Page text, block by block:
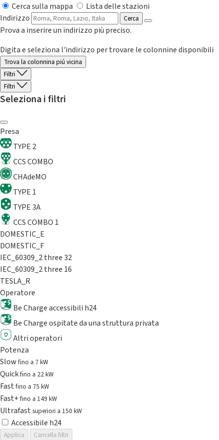
Cerca sulla mappa
Lista delle stazioni
Indirizzo
Cerca
Prova a inserire un indirizzo più preciso.
Digita e seleziona l'indirizzo per trovare le colonnine disponibili
Trova la colonnina piú vicina
Filtri
Filtri
Seleziona i filtri
Presa
TYPE 2
CCS COMBO
CHAdeMO
TYPE 1
TYPE 3A
CCS COMBO 1
DOMESTIC_E
DOMESTIC_F
IEC_60309_2 three 32
IEC_60309_2 three 16
TESLA_R
Operatore
Be Charge accessibili h24
Be Charge ospitate da una struttura privata
Altri operatori
Potenza
Slowfino a 7 kW
Quickfino a 22 kW
Fastfino a 75 kW
Fast+fino a 149 kW
Ultrafast superiori a 150 kW
Accessibile h24
Applica
Cancella filtri